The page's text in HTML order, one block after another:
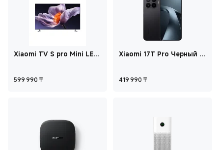
Xiaomi TV S pro Mini LED
599 990 ₸ Current Price ₸599 990
Xiaomi 17T Pro Черный 12
419 990 ₸